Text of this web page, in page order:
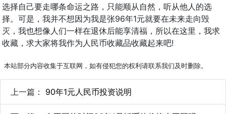
选择自己要走哪条命运之路，只能顺从自然，听从他人的选
择。可是，我并不想因为我是张96年1元就要在未来走向毁
灭，我也想像人们一样在退休后能享清福，所以在这里，我求
收藏，求大家将我作为人民币收藏品收藏起来吧!
本站部分内容收集于互联网，如有侵犯您的权利请联系我们及时删除。
上一篇： 90年1元人民币投资说明